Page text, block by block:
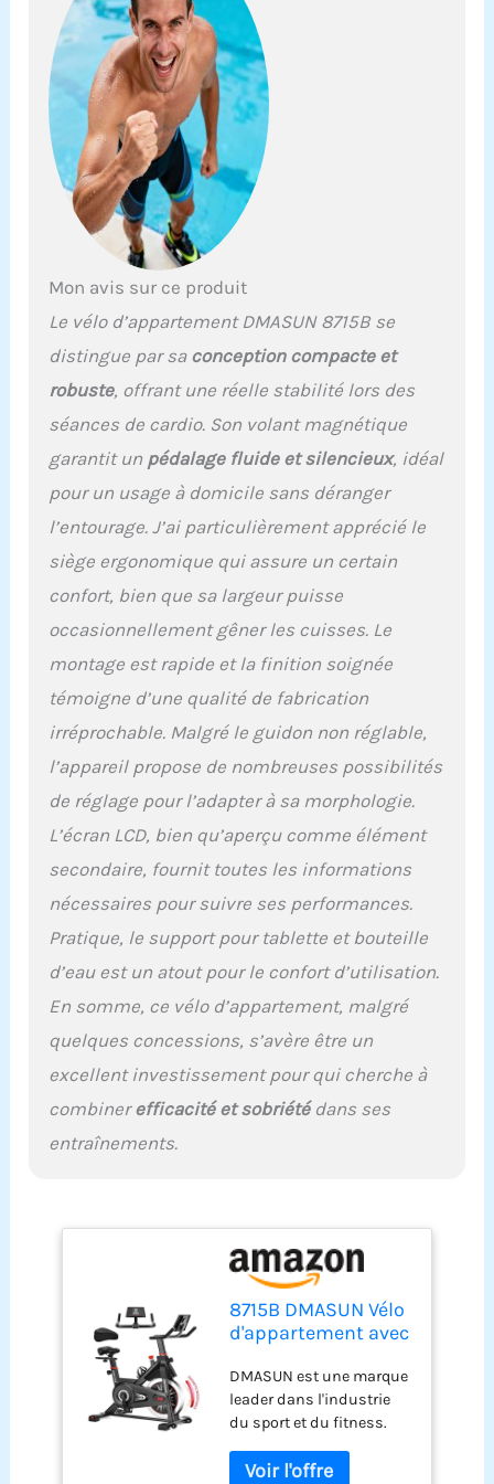
nous sommes toujours
derrière nos produits.
Confortable : le coussin
d'assise de ce vélo est
rempli de mousse haute
densité épaisse et élargie
et la surface est en cuir
antidérapant et résistant
à l'usure. Les ouvertures
d'aération centrales
sanguine de vos fesses
fraîches et sèches plus
longtemps. Pour
améliorer encore le
confort de conduite de
nos clients, nous avons
ajouté des housses de
coussin de siège
supplémentaires pour
assurer votre expérience
de conduite. Plus
durable et plus sûr : les
disposent de volants
d'inertie plus lourds et
robuste pour assurer la
stabilité lors de la
d'entraînement par
courroie sont plus doux
transport de chaînes. Il
ne dérangera pas vos
endormis. Ce vélo
ergonomique offre une
expérience
d'entraînement sûre,
même lors de séances
d'entraînement intenses.
Il peut supporter un
poids maximum de 160
kg. Facile à utiliser : ce
vélo d'appartement
dispose d'un volant
résistance réglable avec
des niveaux de 0 à 20 %
pour l'échauffement, 20
% à 50 % pour la course et
50 % de combustion, 80
% de graisse et 80 % - 10
% de graisse. 00 % neuf.
Renforcement
musculaire. Cette
variation de résistance
de 0 à 100 % correspond
Mon avis sur ce produit
Le vélo d’appartement DMASUN 8715B se
distingue par sa conception compacte et
robuste, offrant une réelle stabilité lors des
séances de cardio. Son volant magnétique
garantit un pédalage fluide et silencieux, idéal
pour un usage à domicile sans déranger
l’entourage. J’ai particulièrement apprécié le
siège ergonomique qui assure un certain
confort, bien que sa largeur puisse
occasionnellement gêner les cuisses. Le
montage est rapide et la finition soignée
témoigne d’une qualité de fabrication
irréprochable. Malgré le guidon non réglable,
l’appareil propose de nombreuses possibilités
de réglage pour l’adapter à sa morphologie.
L’écran LCD, bien qu’aperçu comme élément
secondaire, fournit toutes les informations
nécessaires pour suivre ses performances.
Pratique, le support pour tablette et bouteille
d’eau est un atout pour le confort d’utilisation.
En somme, ce vélo d’appartement, malgré
quelques concessions, s’avère être un
excellent investissement pour qui cherche à
combinerefficacité et sobriétédans ses
entraînements.
8715B DMASUN Vélo
d'appartement avec
magnétique,
ergomètre avec
écran LCD,
entraînement
cardio, spinning
DMASUN est une marque
leader dans l'industrie
du sport et du fitness.
d'expérience dans le